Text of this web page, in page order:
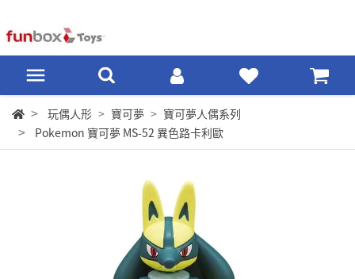
玩偶人形 寶可夢
寶可夢人偶系列
Pokemon 寶可夢 MS-52 異色路卡利歐